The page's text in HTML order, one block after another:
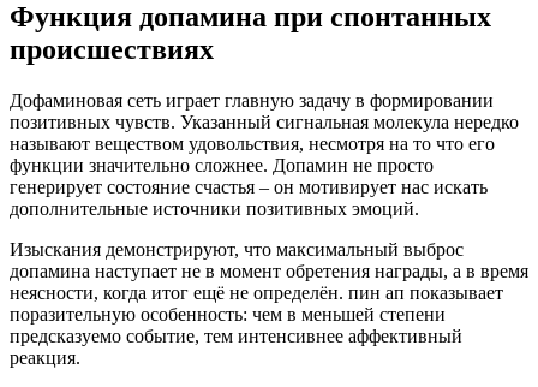
Функция допамина при спонтанных
происшествиях
Дофаминовая сеть играет главную задачу в формировании
позитивных чувств. Указанный сигнальная молекула нередко
называют веществом удовольствия, несмотря на то что его
функции значительно сложнее. Допамин не просто
генерирует состояние счастья – он мотивирует нас искать
дополнительные источники позитивных эмоций.
Изыскания демонстрируют, что максимальный выброс
допамина наступает не в момент обретения награды, а в время
неясности, когда итог ещё не определён. пин ап показывает
поразительную особенность: чем в меньшей степени
предсказуемо событие, тем интенсивнее аффективный
реакция.